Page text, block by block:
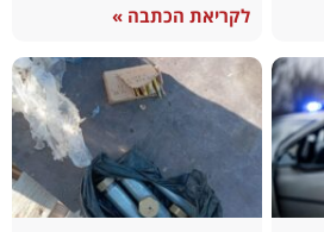
לקריאת הכתבה »